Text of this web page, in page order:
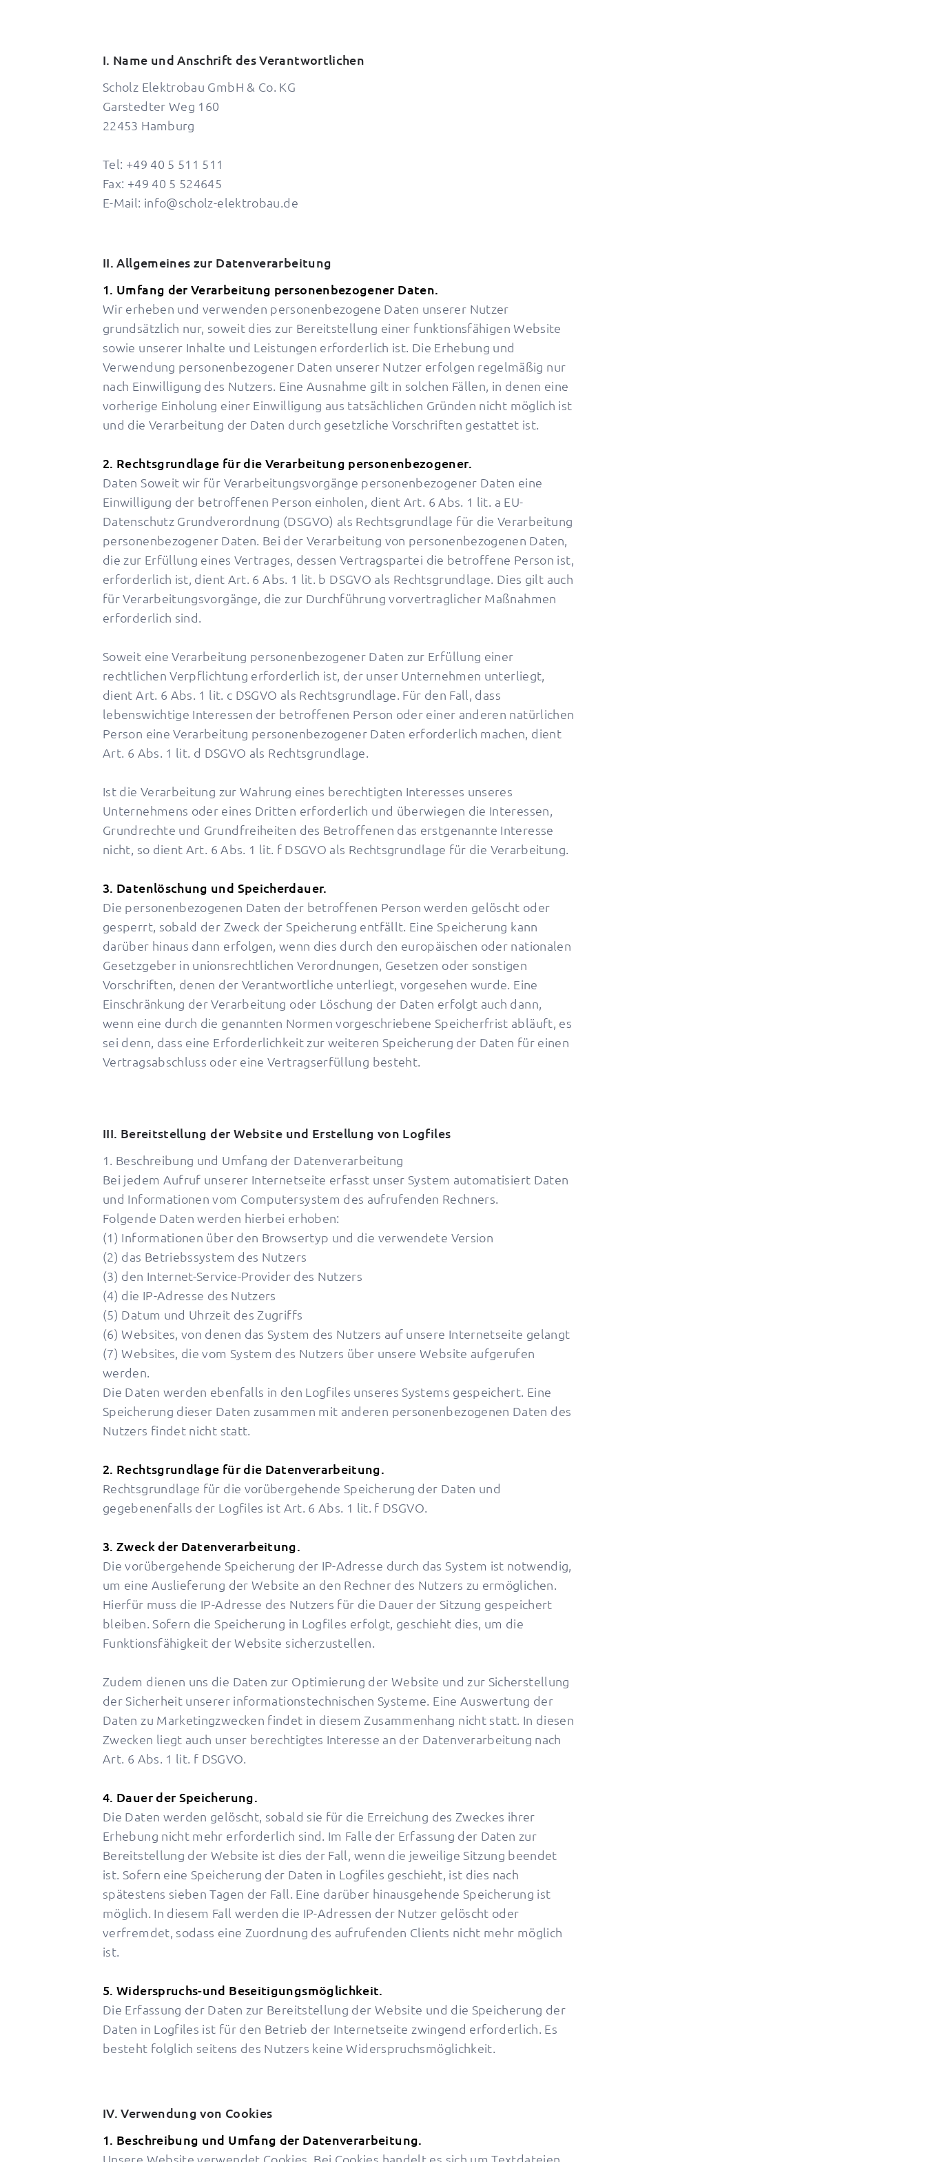
I. Name und Anschrift des Verantwortlichen
Scholz Elektrobau GmbH & Co. KG
Garstedter Weg 160
22453 Hamburg
Tel: +49 40 5 511 511
Fax: +49 40 5 524645
E-Mail: info@scholz-elektrobau.de
II. Allgemeines zur Datenverarbeitung
1. Umfang der Verarbeitung personenbezogener Daten.
Wir erheben und verwenden personenbezogene Daten unserer Nutzer
grundsätzlich nur, soweit dies zur Bereitstellung einer funktionsfähigen Website
sowie unserer Inhalte und Leistungen erforderlich ist. Die Erhebung und
Verwendung personenbezogener Daten unserer Nutzer erfolgen regelmäßig nur
nach Einwilligung des Nutzers. Eine Ausnahme gilt in solchen Fällen, in denen eine
vorherige Einholung einer Einwilligung aus tatsächlichen Gründen nicht möglich ist
und die Verarbeitung der Daten durch gesetzliche Vorschriften gestattet ist.
2. Rechtsgrundlage für die Verarbeitung personenbezogener.
Daten Soweit wir für Verarbeitungsvorgänge personenbezogener Daten eine
Einwilligung der betroffenen Person einholen, dient Art. 6 Abs. 1 lit. a EU-
Datenschutz Grundverordnung (DSGVO) als Rechtsgrundlage für die Verarbeitung
personenbezogener Daten. Bei der Verarbeitung von personenbezogenen Daten,
die zur Erfüllung eines Vertrages, dessen Vertragspartei die betroffene Person ist,
erforderlich ist, dient Art. 6 Abs. 1 lit. b DSGVO als Rechtsgrundlage. Dies gilt auch
für Verarbeitungsvorgänge, die zur Durchführung vorvertraglicher Maßnahmen
erforderlich sind.
Soweit eine Verarbeitung personenbezogener Daten zur Erfüllung einer
rechtlichen Verpflichtung erforderlich ist, der unser Unternehmen unterliegt,
dient Art. 6 Abs. 1 lit. c DSGVO als Rechtsgrundlage. Für den Fall, dass
lebenswichtige Interessen der betroffenen Person oder einer anderen natürlichen
Person eine Verarbeitung personenbezogener Daten erforderlich machen, dient
Art. 6 Abs. 1 lit. d DSGVO als Rechtsgrundlage.
Ist die Verarbeitung zur Wahrung eines berechtigten Interesses unseres
Unternehmens oder eines Dritten erforderlich und überwiegen die Interessen,
Grundrechte und Grundfreiheiten des Betroffenen das erstgenannte Interesse
nicht, so dient Art. 6 Abs. 1 lit. f DSGVO als Rechtsgrundlage für die Verarbeitung.
3. Datenlöschung und Speicherdauer.
Die personenbezogenen Daten der betroffenen Person werden gelöscht oder
gesperrt, sobald der Zweck der Speicherung entfällt. Eine Speicherung kann
darüber hinaus dann erfolgen, wenn dies durch den europäischen oder nationalen
Gesetzgeber in unionsrechtlichen Verordnungen, Gesetzen oder sonstigen
Vorschriften, denen der Verantwortliche unterliegt, vorgesehen wurde. Eine
Einschränkung der Verarbeitung oder Löschung der Daten erfolgt auch dann,
wenn eine durch die genannten Normen vorgeschriebene Speicherfrist abläuft, es
sei denn, dass eine Erforderlichkeit zur weiteren Speicherung der Daten für einen
Vertragsabschluss oder eine Vertragserfüllung besteht.
III. Bereitstellung der Website und Erstellung von Logfiles
1. Beschreibung und Umfang der Datenverarbeitung
Bei jedem Aufruf unserer Internetseite erfasst unser System automatisiert Daten
und Informationen vom Computersystem des aufrufenden Rechners.
Folgende Daten werden hierbei erhoben:
(1) Informationen über den Browsertyp und die verwendete Version
(2) das Betriebssystem des Nutzers
(3) den Internet-Service-Provider des Nutzers
(4) die IP-Adresse des Nutzers
(5) Datum und Uhrzeit des Zugriffs
(6) Websites, von denen das System des Nutzers auf unsere Internetseite gelangt
(7) Websites, die vom System des Nutzers über unsere Website aufgerufen
werden.
Die Daten werden ebenfalls in den Logfiles unseres Systems gespeichert. Eine
Speicherung dieser Daten zusammen mit anderen personenbezogenen Daten des
Nutzers findet nicht statt.
2. Rechtsgrundlage für die Datenverarbeitung.
Rechtsgrundlage für die vorübergehende Speicherung der Daten und
gegebenenfalls der Logfiles ist Art. 6 Abs. 1 lit. f DSGVO.
3. Zweck der Datenverarbeitung.
Die vorübergehende Speicherung der IP-Adresse durch das System ist notwendig,
um eine Auslieferung der Website an den Rechner des Nutzers zu ermöglichen.
Hierfür muss die IP-Adresse des Nutzers für die Dauer der Sitzung gespeichert
bleiben. Sofern die Speicherung in Logfiles erfolgt, geschieht dies, um die
Funktionsfähigkeit der Website sicherzustellen.
Zudem dienen uns die Daten zur Optimierung der Website und zur Sicherstellung
der Sicherheit unserer informationstechnischen Systeme. Eine Auswertung der
Daten zu Marketingzwecken findet in diesem Zusammenhang nicht statt. In diesen
Zwecken liegt auch unser berechtigtes Interesse an der Datenverarbeitung nach
Art. 6 Abs. 1 lit. f DSGVO.
4. Dauer der Speicherung.
Die Daten werden gelöscht, sobald sie für die Erreichung des Zweckes ihrer
Erhebung nicht mehr erforderlich sind. Im Falle der Erfassung der Daten zur
Bereitstellung der Website ist dies der Fall, wenn die jeweilige Sitzung beendet
ist. Sofern eine Speicherung der Daten in Logfiles geschieht, ist dies nach
spätestens sieben Tagen der Fall. Eine darüber hinausgehende Speicherung ist
möglich. In diesem Fall werden die IP-Adressen der Nutzer gelöscht oder
verfremdet, sodass eine Zuordnung des aufrufenden Clients nicht mehr möglich
ist.
5. Widerspruchs-und Beseitigungsmöglichkeit.
Die Erfassung der Daten zur Bereitstellung der Website und die Speicherung der
Daten in Logfiles ist für den Betrieb der Internetseite zwingend erforderlich. Es
besteht folglich seitens des Nutzers keine Widerspruchsmöglichkeit.
IV. Verwendung von Cookies
1. Beschreibung und Umfang der Datenverarbeitung.